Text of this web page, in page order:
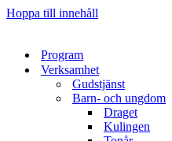
Hoppa till innehåll
Program
Verksamhet
Gudstjänst
Barn- och ungdom
Draget
Kulingen